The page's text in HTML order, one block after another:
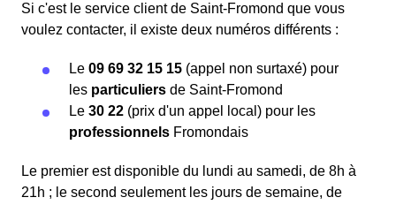
Si c'est le service client de Saint-Fromond que vous
voulez contacter, il existe deux numéros différents :
Le 09 69 32 15 15 (appel non surtaxé) pour
les particuliers de Saint-Fromond
Le 30 22 (prix d'un appel local) pour les
professionnels Fromondais
Le premier est disponible du lundi au samedi, de 8h à
21h ; le second seulement les jours de semaine, de